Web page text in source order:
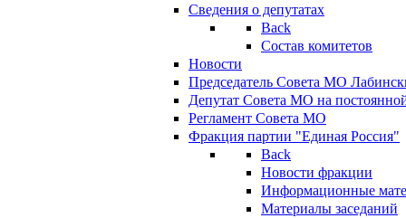
Сведения о депутатах
Back
Состав комитетов
Новости
Председатель Совета МО
Депутат Совета МО на
Регламент Совета МО
Фракция партии "Единая Россия"
Back
Новости фракции
Информационные
Материалы заседаний